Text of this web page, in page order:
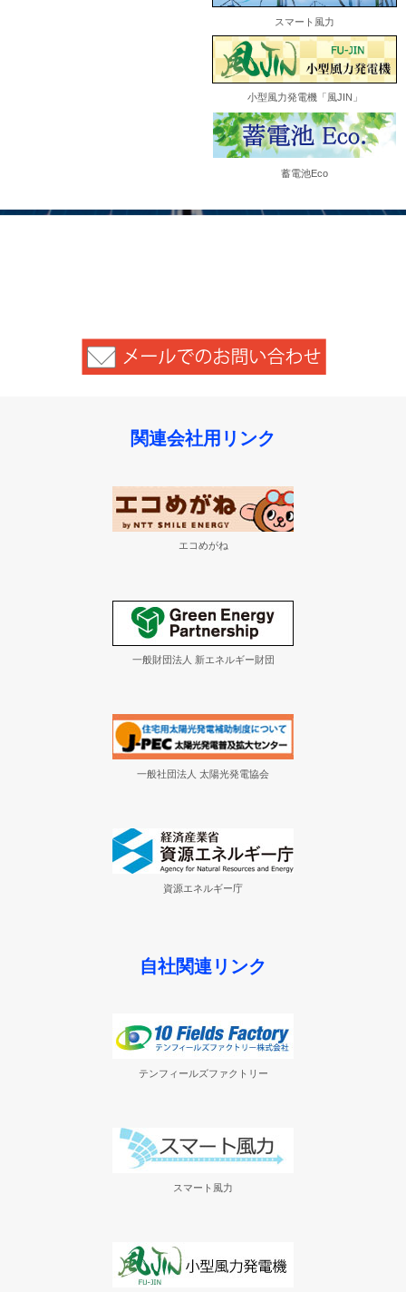
スマート風力
小型風力発電機「風JIN」
蓄電池Eco
関連会社用リンク
エコめがね
一般財団法人 新エネルギー財団
一般社団法人 太陽光発電協会
資源エネルギー庁
自社関連リンク
テンフィールズファクトリー
スマート風力